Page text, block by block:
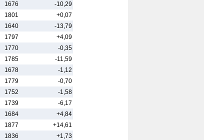
1676
-10,29
1801
+0,07
1640
-13,79
1797
+4,09
1770
-0,35
1785
-11,59
1678
-1,12
1779
-0,70
1752
-1,58
1739
-6,17
1684
+4,84
1877
+14,61
1836
+1,73